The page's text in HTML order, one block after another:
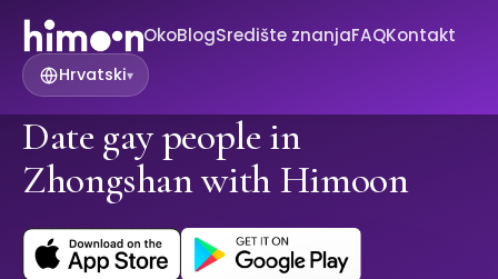
OkoBlogSredište znanjaFAQKontakt
Hrvatski▾
Date gay people in
Zhongshan with Himoon